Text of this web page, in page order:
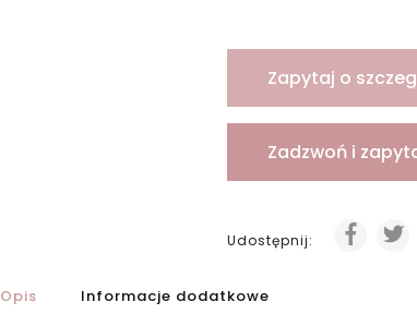
Zapytaj o
Zadzwoń i
Udostępnij:
Opis Informacje dodatkowe